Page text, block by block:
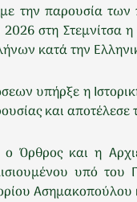
την παρουσία
στη Στεμνίτσα
κατά την
υπήρξε η
και
Όρθρος και η
υπό του